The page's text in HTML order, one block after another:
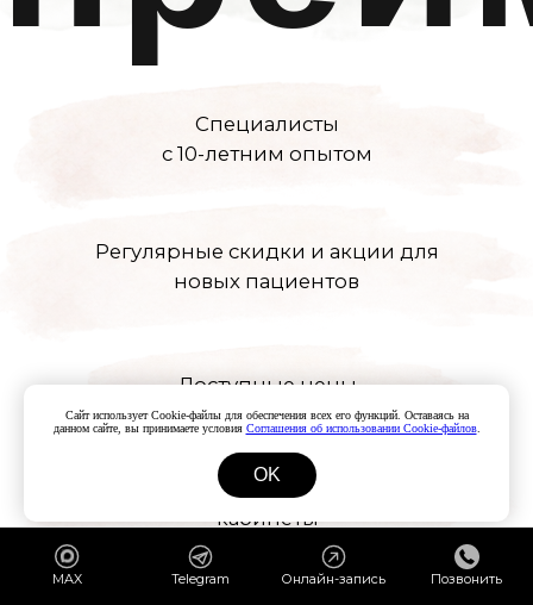
MAX Telegram Онлайн-запись Позвонить
получить подробную консультацию
позвоните нам по номеру:
Сайт использует Cookie-файлы для обеспечения всех его функций. Оставаясь на
данном сайте, вы принимаете условия Соглашения об использовании Cookie-файлов.
OK